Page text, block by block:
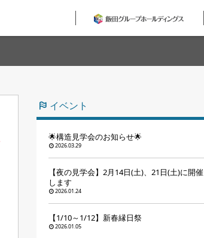
テクノロジー
建築実例
イベント
🌟構造見学会のお知らせ🌟
2026.03.29
【夜の見学会】2月14日(土)、21日(土)に開催
します
2026.01.24
【1/10～1/12】新春縁日祭
2026.01.05